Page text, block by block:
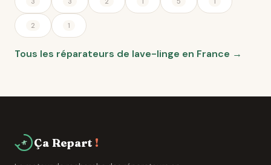
2 1
Tous les réparateurs de lave-linge en France →
Ça Repart !